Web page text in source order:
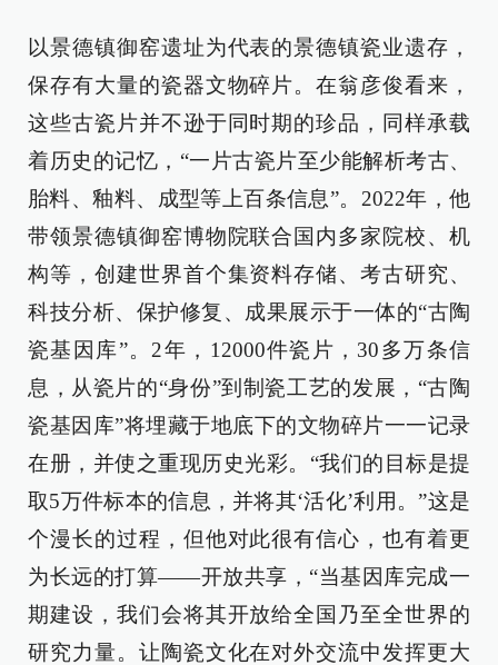
以景德镇御窑遗址为代表的景德镇瓷业遗存，
保存有大量的瓷器文物碎片。在翁彦俊看来，
这些古瓷片并不逊于同时期的珍品，同样承载
着历史的记忆，“一片古瓷片至少能解析考古、
胎料、釉料、成型等上百条信息”。2022年，他
带领景德镇御窑博物院联合国内多家院校、机
构等，创建世界首个集资料存储、考古研究、
科技分析、保护修复、成果展示于一体的“古陶
瓷基因库”。2年，12000件瓷片，30多万条信
息，从瓷片的“身份”到制瓷工艺的发展，“古陶
瓷基因库”将埋藏于地底下的文物碎片一一记录
在册，并使之重现历史光彩。“我们的目标是提
取5万件标本的信息，并将其‘活化’利用。”这是
个漫长的过程，但他对此很有信心，也有着更
为长远的打算——开放共享，“当基因库完成一
期建设，我们会将其开放给全国乃至全世界的
研究力量。让陶瓷文化在对外交流中发挥更大